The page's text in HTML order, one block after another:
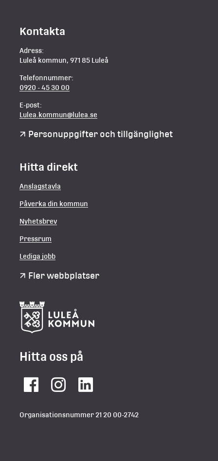
Kontakta
Adress:
Luleå kommun, 971 85 Luleå
Telefonnummer:
0920 - 45 30 00
E-post:
Lulea.kommun@lulea.se
Personuppgifter och tillgänglighet
Hitta direkt
Anslagstavla
Påverka din kommun
Nyhetsbrev
Pressrum
Lediga jobb
Fler webbplatser
Hitta oss på
FacebookInstagramLinkedIn
Organisationsnummer 21 20 00-2742